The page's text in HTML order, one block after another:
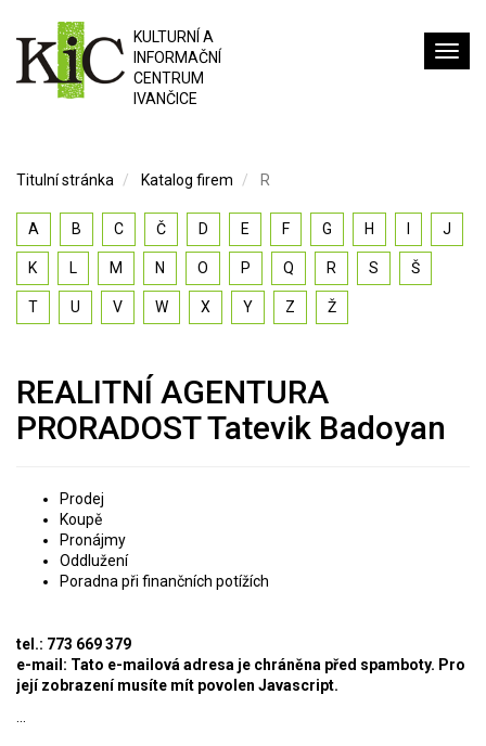
KULTURNÍ A
INFORMAČNÍ
CENTRUM
IVANČICE
Titulní stránka Katalog firem R
A B C Č D E F G H J
K L M N O P Q R S Š
T U V W X Y Z Ž
REALITNÍ AGENTURA
PRORADOST Tatevik Badoyan
Prodej
Koupě
Pronájmy
Oddlužení
Poradna při finančních potížích
tel.: 773 669 379
e-mail: Tato e-mailová adresa je chráněna před spamboty. Pro
její zobrazení musíte mít povolen Javascript.